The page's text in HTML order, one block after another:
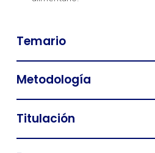
Temario
Metodología
Titulación